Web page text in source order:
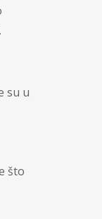
su u
što